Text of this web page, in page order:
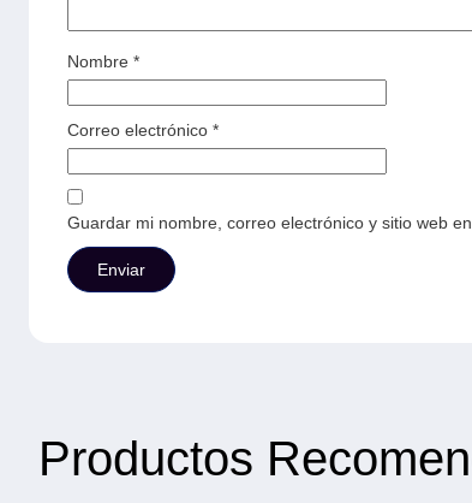
Nombre *
Correo electrónico *
Guardar mi nombre, correo electrónico y sitio web
Productos